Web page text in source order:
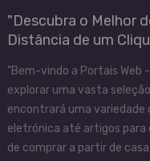
"Descubra o Melhor
Distância de um
"Bem-vindo a Portais Web
explorar uma vasta
encontrará uma variedade
eletrónica até artigos para
de comprar a partir de